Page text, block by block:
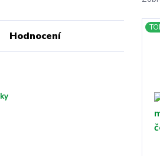
Hodnocení